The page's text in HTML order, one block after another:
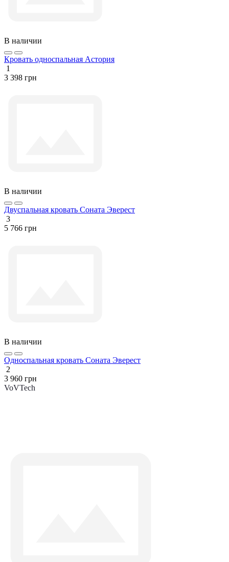
В наличии
Кровать односпальная Астория
1
3 398 грн
В наличии
Двуспальная кровать Соната Эверест
3
5 766 грн
В наличии
Односпальная кровать Соната Эверест
2
3 960 грн
VoVTech